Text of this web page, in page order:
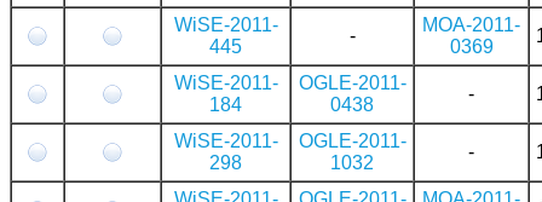
WiSE-2011-
445
-
MOA-2011-
0369
WiSE-2011-
184
OGLE-2011-
0438
-
WiSE-2011-
298
OGLE-2011-
1032
-